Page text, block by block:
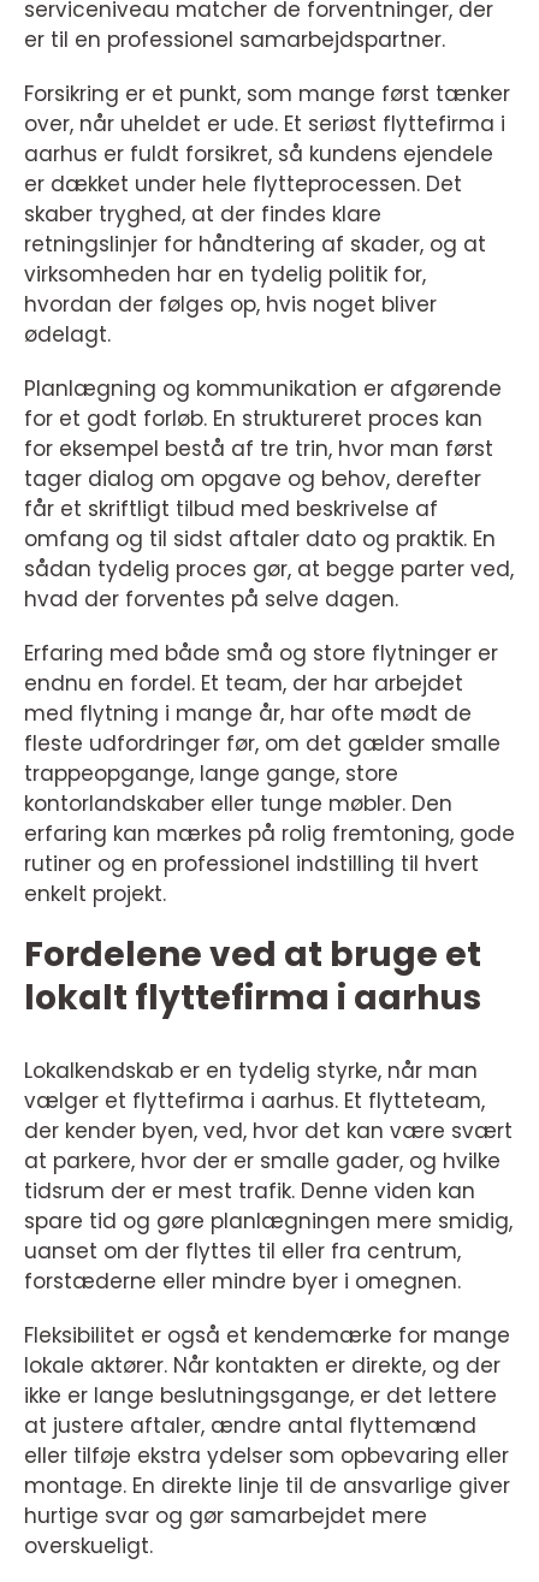
serviceniveau matcher de forventninger, der
er til en professionel samarbejdspartner.
Forsikring er et punkt, som mange først tænker
over, når uheldet er ude. Et seriøst flyttefirma i
aarhus er fuldt forsikret, så kundens ejendele
er dækket under hele flytteprocessen. Det
skaber tryghed, at der findes klare
retningslinjer for håndtering af skader, og at
virksomheden har en tydelig politik for,
hvordan der følges op, hvis noget bliver
ødelagt.
Planlægning og kommunikation er afgørende
for et godt forløb. En struktureret proces kan
for eksempel bestå af tre trin, hvor man først
tager dialog om opgave og behov, derefter
får et skriftligt tilbud med beskrivelse af
omfang og til sidst aftaler dato og praktik. En
sådan tydelig proces gør, at begge parter ved,
hvad der forventes på selve dagen.
Erfaring med både små og store flytninger er
endnu en fordel. Et team, der har arbejdet
med flytning i mange år, har ofte mødt de
fleste udfordringer før, om det gælder smalle
trappeopgange, lange gange, store
kontorlandskaber eller tunge møbler. Den
erfaring kan mærkes på rolig fremtoning, gode
rutiner og en professionel indstilling til hvert
enkelt projekt.
Fordelene ved at bruge et
lokalt flyttefirma i aarhus
Lokalkendskab er en tydelig styrke, når man
vælger et flyttefirma i aarhus. Et flytteteam,
der kender byen, ved, hvor det kan være svært
at parkere, hvor der er smalle gader, og hvilke
tidsrum der er mest trafik. Denne viden kan
spare tid og gøre planlægningen mere smidig,
uanset om der flyttes til eller fra centrum,
forstæderne eller mindre byer i omegnen.
Fleksibilitet er også et kendemærke for mange
lokale aktører. Når kontakten er direkte, og der
ikke er lange beslutningsgange, er det lettere
at justere aftaler, ændre antal flyttemænd
eller tilføje ekstra ydelser som opbevaring eller
montage. En direkte linje til de ansvarlige giver
hurtige svar og gør samarbejdet mere
overskueligt.